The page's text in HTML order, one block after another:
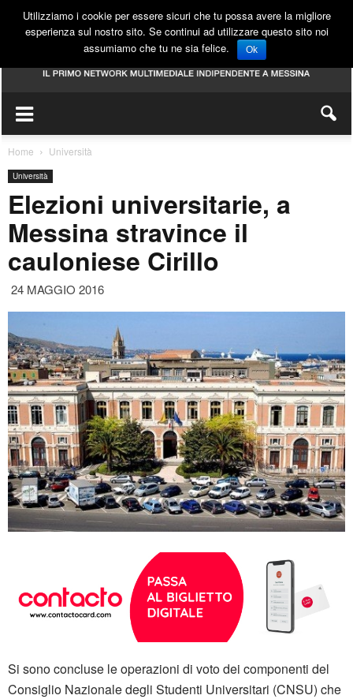
Home Università
Università
Elezioni universitarie, a
Messina stravince il
cauloniese Cirillo
24 MAGGIO 2016
Si sono concluse le operazioni di voto dei componenti del
Consiglio Nazionale degli Studenti Universitari (CNSU) che
Utilizziamo i cookie per essere sicuri che tu possa avere la migliore
esperienza sul nostro sito. Se continui ad utilizzare questo sito noi
assumiamo che tu ne sia felice.
Ok